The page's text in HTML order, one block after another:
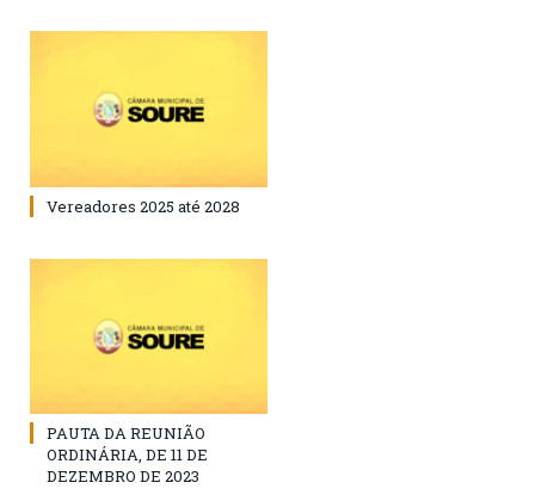
Vereadores 2025 até 2028
PAUTA DA REUNIÃO
ORDINÁRIA, DE 11 DE
DEZEMBRO DE 2023